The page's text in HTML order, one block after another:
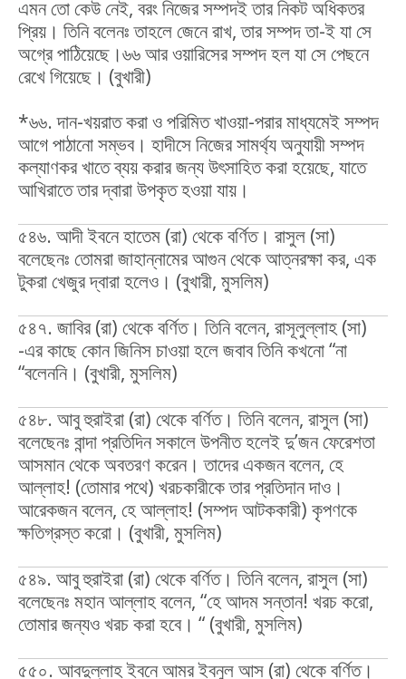
এমন তো কেউ নেই, বরং নিজের সম্পদই তার নিকট অধিকতর
প্রিয়। তিনি বলেনঃ তাহলে জেনে রাখ, তার সম্পদ তা-ই যা সে
অগ্রে পাঠিয়েছে।৬৬ আর ওয়ারিসের সম্পদ হল যা সে পেছনে
রেখে গিয়েছে। (বুখারী)
*৬৬. দান-খয়রাত করা ও পরিমিত খাওয়া-পরার মাধ্যমেই সম্পদ
আগে পাঠানো সম্ভব। হাদীসে নিজের সামর্থ্য অনুযায়ী সম্পদ
কল্যাণকর খাতে ব্যয় করার জন্য উৎসাহিত করা হয়েছে, যাতে
আখিরাতে তার দ্বারা উপকৃত হওয়া যায়।
৫৪৬. আদী ইবনে হাতেম (রা) থেকে বর্ণিত। রাসুল (সা)
বলেছেনঃ তোমরা জাহান্নামের আগুন থেকে আত্নরক্ষা কর, এক
টুকরা খেজুর দ্বারা হলেও। (বুখারী, মুসলিম)
৫৪৭. জাবির (রা) থেকে বর্ণিত। তিনি বলেন, রাসূলুল্লাহ (সা)
-এর কাছে কোন জিনিস চাওয়া হলে জবাব তিনি কখনো “না
“বলেননি। (বুখারী, মুসলিম)
৫৪৮. আবু হুরাইরা (রা) থেকে বর্ণিত। তিনি বলেন, রাসুল (সা)
বলেছেনঃ বান্দা প্রতিদিন সকালে উপনীত হলেই দু’জন ফেরেশতা
আসমান থেকে অবতরণ করেন। তাদের একজন বলেন, হে
আল্লাহ! (তোমার পথে) খরচকারীকে তার প্রতিদান দাও।
আরেকজন বলেন, হে আল্লাহ! (সম্পদ আটককারী) কৃপণকে
ক্ষতিগ্রস্ত করো। (বুখারী, মুসলিম)
৫৪৯. আবু হুরাইরা (রা) থেকে বর্ণিত। তিনি বলেন, রাসুল (সা)
বলেছেনঃ মহান আল্লাহ বলেন, “হে আদম সন্তান! খরচ করো,
তোমার জন্যও খরচ করা হবে। “ (বুখারী, মুসলিম)
৫৫০. আবদুল্লাহ ইবনে আমর ইবনুল আস (রা) থেকে বর্ণিত।